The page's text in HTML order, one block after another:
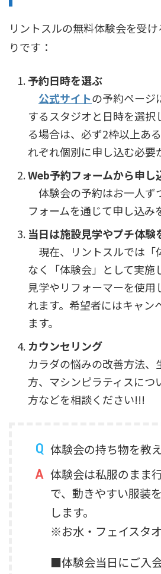
リントスルの無料体験会を受
りです：
予約日時を選ぶ
公式サイトの予約ページ
するスタジオと日時を選択
る場合は、必ず2枠以上あ
れぞれ個別に申し込む必要
Web予約フォームから申し
体験会の予約はお一人ず
フォームを通じて申し込み
当日は施設見学やプチ体験
現在、リントスルでは「
なく「体験会」として実施
見学やリフォーマーを使用
れます。希望者にはキャン
ます。
カウンセリング
カラダの悩みの改善方法、
方、マシンピラティスにつ
方などを相談ください!!!
体験会の持ち物を教
体験会は私服のまま
で、動きやすい服装
します。
※お水・フェイスタオ
■体験会当日にご入